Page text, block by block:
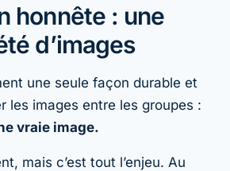
honnête : une
d’images
une seule façon durable et
les images entre les groupes :
vraie image.
mais c’est tout l’enjeu. Au